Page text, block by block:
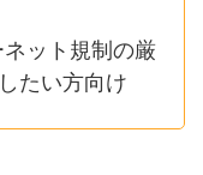
ネット規制の厳
たい方向け